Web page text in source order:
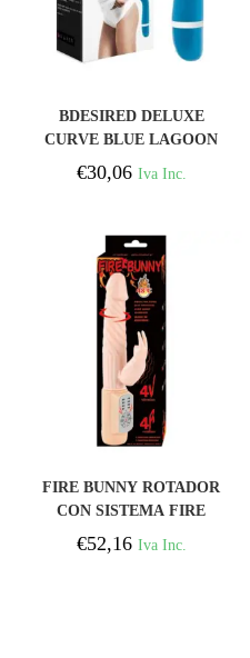
BDESIRED DELUXE
CURVE BLUE LAGOON
€30,06 Iva Inc.
FIRE BUNNY ROTADOR
CON SISTEMA FIRE
€52,16 Iva Inc.